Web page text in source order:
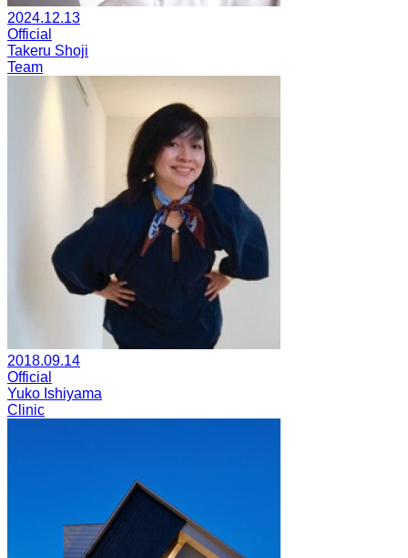
2024.12.13
Official
Takeru Shoji
Team
2018.09.14
Official
Yuko Ishiyama
Clinic